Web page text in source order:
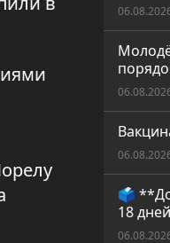
🗳️ **До
18